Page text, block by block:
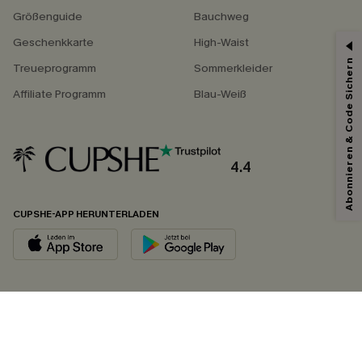
Größenguide
Geschenkkarte
Treueprogramm
Affiliate Programm
Bauchweg
High-Waist
Sommerkleider
Blau-Weiß
4.4
CUPSHE-APP HERUNTERLADEN
Abonnieren & Code Sichern